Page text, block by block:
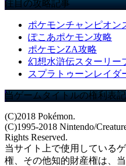
注目の攻略記事
ポケモンチャンピオン
ぽこあポケモン攻略
ポケモンZA攻略
幻想水滸伝スターリー
スプラトゥーンレイダ
当ゲームタイトルの権利表記
(C)2018 Pokémon.
(C)1995-2018 Nintendo/
Rights Reserved.
当サイト上で使用している
権、その他知的財産権は、